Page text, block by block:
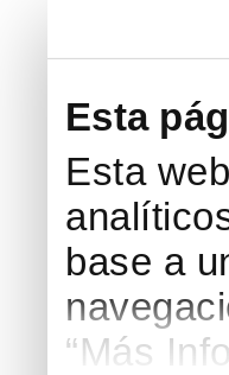
Esta
Esta
base a
“Más